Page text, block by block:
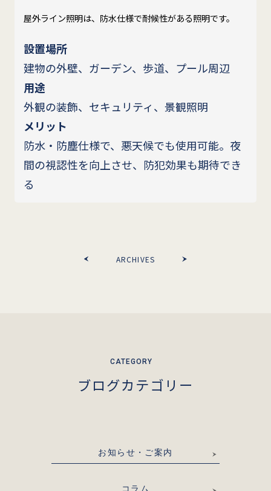
屋外ライン照明は、防水仕様で耐候性がある照明です。
設置場所
建物の外壁、ガーデン、歩道、プール周辺
用途
外観の装飾、セキュリティ、景観照明
メリット
防水・防塵仕様で、悪天候でも使用可能。夜
間の視認性を向上させ、防犯効果も期待でき
る
ARCHIVES
ブログカテゴリー
お知らせ・ご案内
コラム